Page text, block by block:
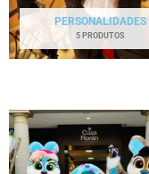
PERSONALIDADES
5 PRODUTOS